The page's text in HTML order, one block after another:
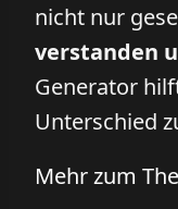
nicht nur
verstanden
Generator
Unterschied
Mehr zum